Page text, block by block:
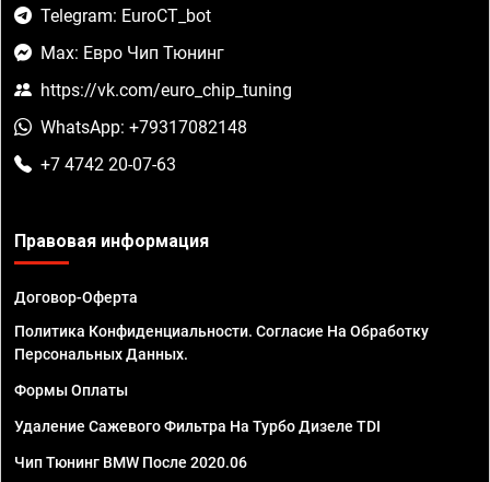
Telegram: EuroCT_bot
Max: Евро Чип Тюнинг
https://vk.com/euro_chip_tuning
WhatsApp: +79317082148
+7 4742 20-07-63
Правовая информация
Договор-Оферта
Политика Конфиденциальности. Согласие На Обработку
Персональных Данных.
Формы Оплаты
Удаление Сажевого Фильтра На Турбо Дизеле TDI
Чип Тюнинг BMW После 2020.06